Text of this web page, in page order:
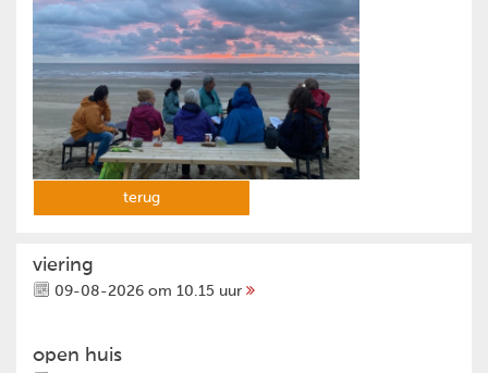
terug
viering
09-08-2026 om 10.15 uur
open huis